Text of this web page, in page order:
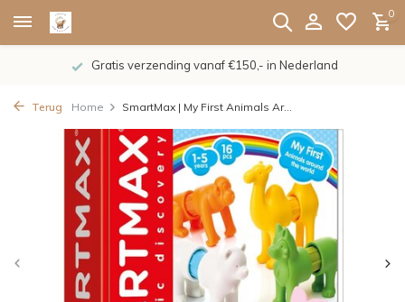
0
Gratis verzending vanaf €150,- in Nederland
Terug Home SmartMax | My First Animals Ar...